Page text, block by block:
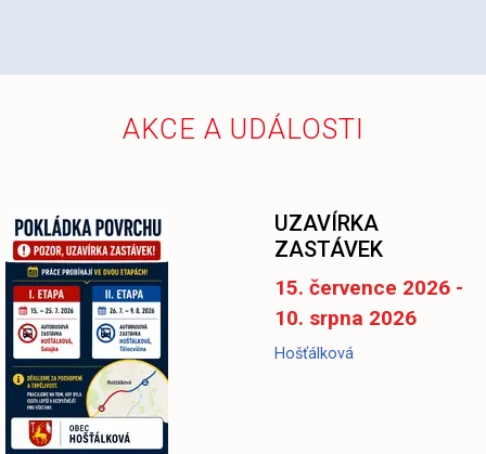
AKCE A UDÁLOSTI
UZAVÍRKA
ZASTÁVEK
15. července 2026 -
10. srpna 2026
Hošťálková